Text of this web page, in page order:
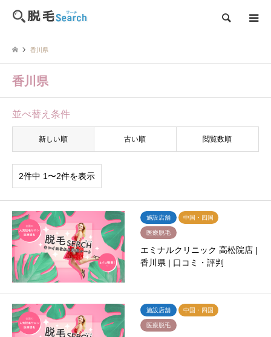
検索
香川県
香川県
並べ替え条件
新しい順 古い順 閲覧数順
2件中 1〜2件を表示
施設店舗 中国・四国
医療脱毛
エミナルクリニック 高松院店 |
香川県 | 口コミ・評判
施設店舗 中国・四国
医療脱毛